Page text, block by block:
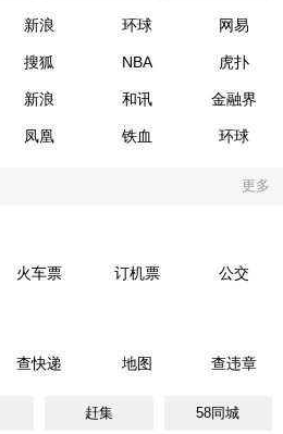
新浪 环球 网易
搜狐 NBA 虎扑
新浪 和讯 金融界
凤凰 铁血 环球
更多
火车票 订机票 公交
查快递 地图 查违章
赶集 58同城